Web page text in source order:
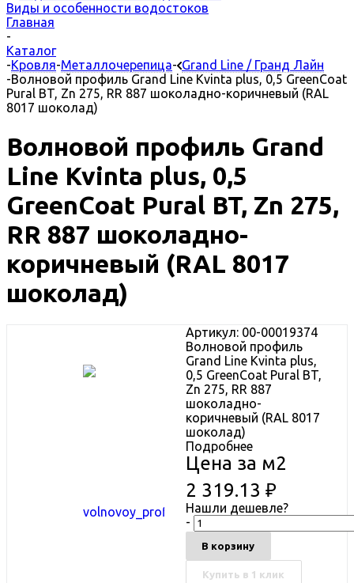
Виды и особенности водостоков
Главная
-
Каталог
-Кровля-Металлочерепица- Grand Line / Гранд Лайн
-Волновой профиль Grand Line Kvinta plus, 0,5 GreenCoat
Pural BT, Zn 275, RR 887 шоколадно-коричневый (RAL
8017 шоколад)
Волновой профиль Grand
Line Kvinta plus, 0,5
GreenCoat Pural BT, Zn 275,
RR 887 шоколадно-
коричневый (RAL 8017
шоколад)
Артикул: 00-00019374
Волновой профиль
Grand Line Kvinta plus,
0,5 GreenCoat Pural BT,
Zn 275, RR 887
шоколадно-
коричневый (RAL 8017
шоколад)
Подробнее
Цена за м2
2 319.13 ₽
Нашли дешевле?
-
В корзину
Купить в 1 клик